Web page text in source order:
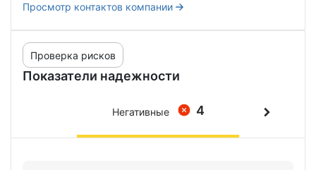
Просмотр контактов компании
Показатели надежности
Проверка рисков
4
Негативные